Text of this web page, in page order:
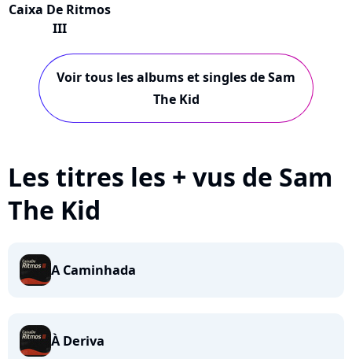
Caixa De Ritmos
III
Voir tous les albums et singles de Sam
The Kid
Les titres les + vus de Sam
The Kid
A Caminhada
À Deriva